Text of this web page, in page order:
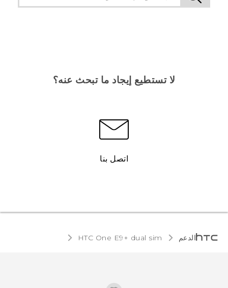
لا تستطيع إيجاد ما تبحث عنه؟
اتصل بنا
الدعم HTC One E9+ dual sim‎